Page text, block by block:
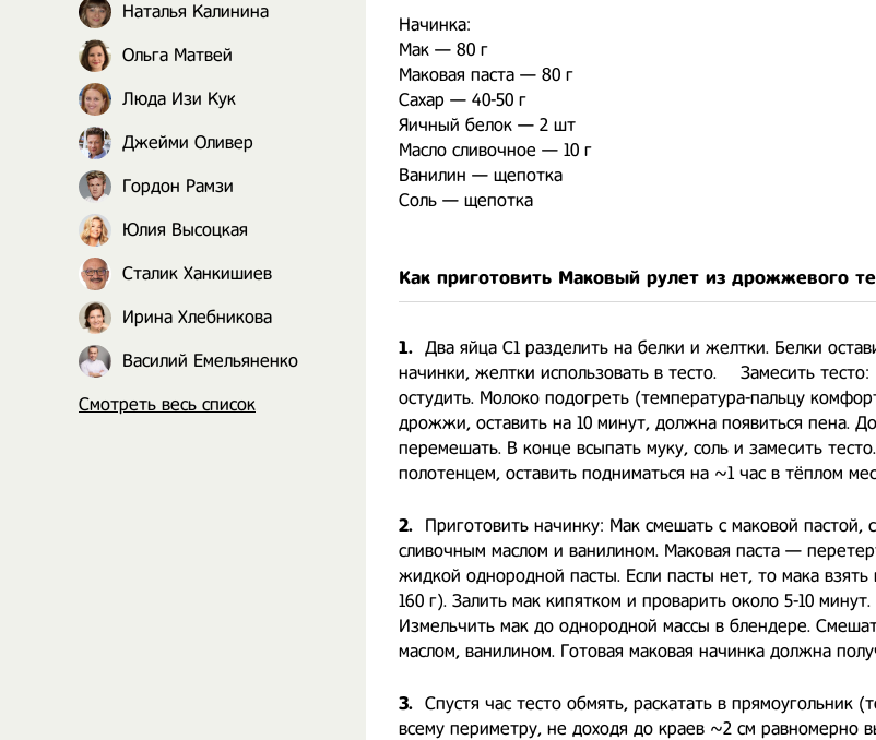
Начинка:
Мак — 80 г
Маковая паста — 80 г
Сахар — 40-50 г
Яичный белок — 2 шт
Масло сливочное — 10 г
Ванилин — щепотка
Соль — щепотка
Как приготовить Маковый рулет из дрожжевого
1. Два яйца С1 разделить на белки и желтки. Белки
начинки, желтки использовать в тесто. ⠀ Замесить
остудить. Молоко подогреть (температура-пальцу
дрожжи, оставить на 10 минут, должна появиться пена.
перемешать. В конце всыпать муку, соль и замесить
полотенцем, оставить подниматься на ~1 час в тёплом
2.
Приготовить начинку: Мак смешать с маковой пастой,
сливочным маслом и ванилином. Маковая паста —
жидкой однородной пасты. Если пасты нет, то мака
160 г). Залить мак кипятком и проварить около 5-10
Измельчить мак до однородной массы в блендере.
маслом, ванилином. Готовая маковая начинка должна
3. Спустя час тесто обмять, раскатать в прямоугольник
всему периметру, не доходя до краев ~2 см равномерно
Наталья Калинина
Ольга Матвей
Люда Изи Кук
Джейми Оливер
Гордон Рамзи
Юлия Высоцкая
Сталик Ханкишиев
Ирина Хлебникова
Василий Емельяненко
Смотреть весь список